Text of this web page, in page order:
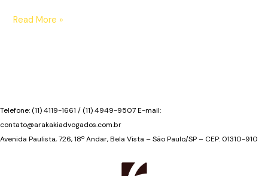
Governo
parcelamento
Read More »
Telefone: (11) 4119-1661 / (11) 4949-9507 E-mail:
contato@arakakiadvogados.com.br
Avenida Paulista, 726, 18º Andar, Bela Vista – São Paulo/SP – CEP: 01310-910